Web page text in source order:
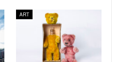
ART